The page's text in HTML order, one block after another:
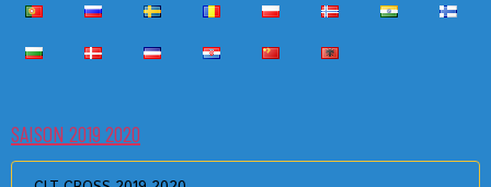
SAISON 2019 2020